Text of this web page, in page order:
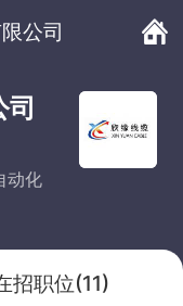
公司
司
动化
招职位(11)